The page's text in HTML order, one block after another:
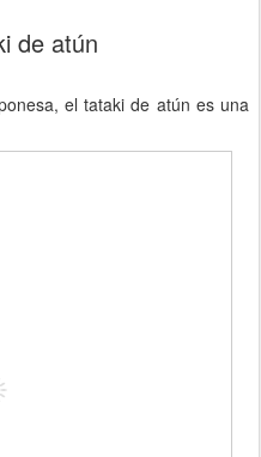
de atún
el tataki de atún es una